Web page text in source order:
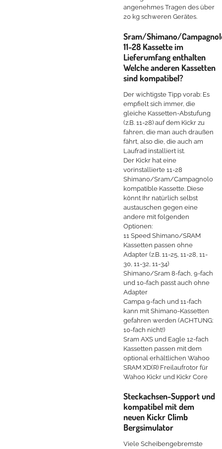
angenehmes Tragen des über
20 kg schweren Gerätes.
Sram/Shimano/
11-28 Kassette im
Lieferumfang enthalten
Welche anderen Kassetten
sind kompatibel?
Der wichtigste Tipp vorab: Es
empfielt sich immer, die
gleiche Kassetten-Abstufung
(z.B. 11-28) auf dem Kickr zu
fahren, die man auch draußen
fährt, also die, die auch am
Laufrad installiert ist.
Der Kickr hat eine
vorinstallierte 11-28
Shimano/Sram/Campagnolo
kompatible Kassette. Diese
könnt Ihr natürlich selbst
austauschen gegen eine
andere mit folgenden
Optionen:
11 Speed Shimano/SRAM
Kassetten passen ohne
Adapter (z.B. 11-25, 11-28, 11-
30, 11-32, 11-34)
Shimano/Sram 8-fach, 9-fach
und 10-fach passt auch ohne
Adapter
Campa 9-fach und 11-fach
kann mit Shimano-Kassetten
gefahren werden (ACHTUNG:
10-fach nicht!)
Sram AXS und Eagle 12-fach
Kassetten passen mit dem
optional erhältlichen Wahoo
SRAM XD(R) Freilaufrotor für
Wahoo Kickr und Kickr Core
Steckachsen-Support und
kompatibel mit dem
neuen Kickr Climb
Bergsimulator
Viele Scheibengebremste